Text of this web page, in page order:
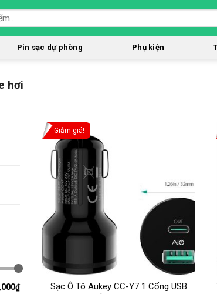
Pin sạc dự phòng Phụ kiện
hơi
Giảm giá!
Sạc Ô Tô Aukey CC-Y7 1 Cổng USB